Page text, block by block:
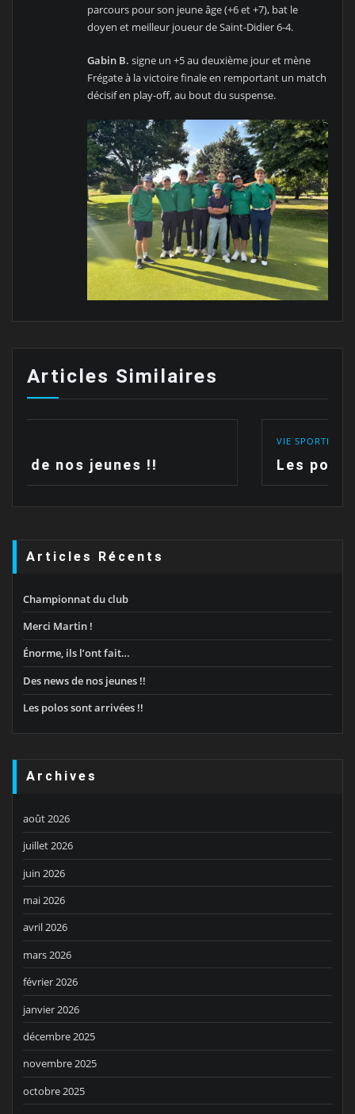
parcours pour son jeune âge (+6 et +7), bat le
doyen et meilleur joueur de Saint-Didier 6-4.
Gabin B. signe un +5 au deuxième jour et mène
Frégate à la victoire finale en remportant un match
décisif en play-off, au bout du suspense.
Articles Similaires
Les polos sont arrivées !!
Articles Récents
Championnat du club
Merci Martin !
Énorme, ils l’ont fait…
Des news de nos jeunes !!
Les polos sont arrivées !!
Archives
août 2026
juillet 2026
juin 2026
mai 2026
avril 2026
mars 2026
février 2026
janvier 2026
décembre 2025
novembre 2025
octobre 2025